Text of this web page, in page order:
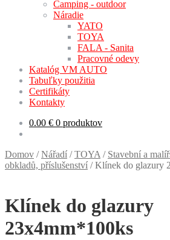
Camping - outdoor
Náradie
YATO
TOYA
FALA - Sanita
Pracovné odevy
Katalóg VM AUTO
Tabuľky použitia
Certifikáty
Kontakty
0.00 € 0 produktov
Domov /Nářadí /TOYA / Stavební a
obkladů, příslušenství /Klínek do glazury
Klínek do glazury
23x4mm*100ks